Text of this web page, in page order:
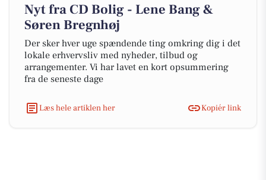
Nyt fra CD Bolig - Lene Bang &
Søren Bregnhøj
Der sker hver uge spændende ting omkring dig i det
lokale erhvervsliv med nyheder, tilbud og
arrangementer. Vi har lavet en kort opsummering
fra de seneste dage
Læs hele artiklen her Kopiér link